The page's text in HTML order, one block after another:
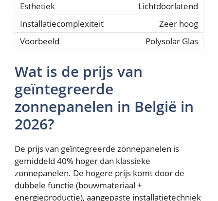
Lichtdoorlatend
Zeer hoog
Polysolar Glas
Wat is de prijs van
geïntegreerde
zonnepanelen in België in
2026?
De prijs van geïntegreerde zonnepanelen is
gemiddeld 40% hoger dan klassieke
zonnepanelen. De hogere prijs komt door de
dubbele functie (bouwmateriaal +
energieproductie), aangepaste installatietechniek